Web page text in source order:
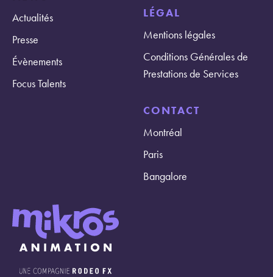
Actualités
Presse
Évènements
Focus Talents
LÉGAL
Mentions légales
Conditions Générales de
Prestations de Services
CONTACT
Montréal
Paris
Bangalore